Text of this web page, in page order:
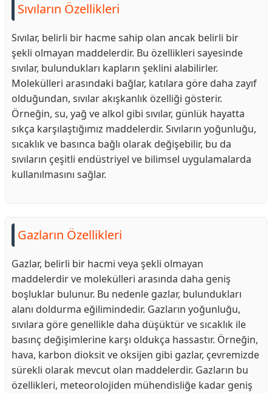
Sıvıların Özellikleri
Sıvılar, belirli bir hacme sahip olan ancak belirli bir
şekli olmayan maddelerdir. Bu özellikleri sayesinde
sıvılar, bulundukları kapların şeklini alabilirler.
Molekülleri arasındaki bağlar, katılara göre daha zayıf
olduğundan, sıvılar akışkanlık özelliği gösterir.
Örneğin, su, yağ ve alkol gibi sıvılar, günlük hayatta
sıkça karşılaştığımız maddelerdir. Sıvıların yoğunluğu,
sıcaklık ve basınca bağlı olarak değişebilir, bu da
sıvıların çeşitli endüstriyel ve bilimsel uygulamalarda
kullanılmasını sağlar.
Gazların Özellikleri
Gazlar, belirli bir hacmi veya şekli olmayan
maddelerdir ve molekülleri arasında daha geniş
boşluklar bulunur. Bu nedenle gazlar, bulundukları
alanı doldurma eğilimindedir. Gazların yoğunluğu,
sıvılara göre genellikle daha düşüktür ve sıcaklık ile
basınç değişimlerine karşı oldukça hassastır. Örneğin,
hava, karbon dioksit ve oksijen gibi gazlar, çevremizde
sürekli olarak mevcut olan maddelerdir. Gazların bu
özellikleri, meteorolojiden mühendisliğe kadar geniş